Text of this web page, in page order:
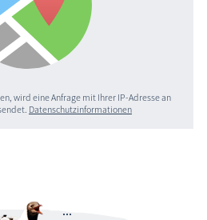
wird eine Anfrage mit Ihrer IP-Adresse an
Datenschutzinformationen